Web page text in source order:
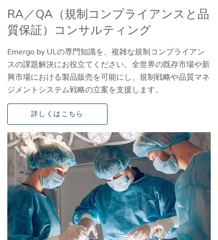
RA／QA（規制コンプライアンスと品
質保証）コンサルティング
Emergo by ULの専門知識を、複雑な規制コンプライアン
スの課題解決にお役立てください。全世界の既存市場や新
興市場における製品販売を可能にし、規制戦略や品質マネ
ジメントシステム戦略の立案を支援します。
詳しくはこちら